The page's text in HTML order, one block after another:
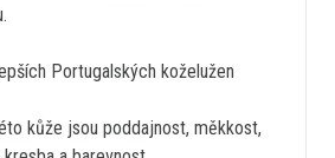
Portugalských koželužen
kůže jsou poddajnost, měkkost,